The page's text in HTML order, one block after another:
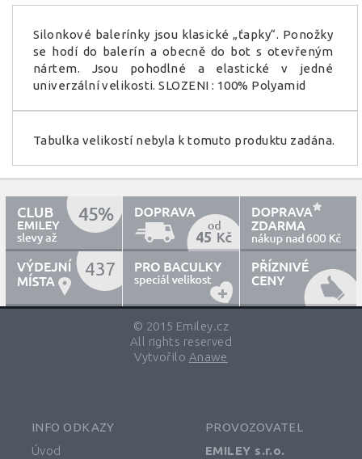
Silonkové balerínky jsou klasické „ťapky“. Ponožky
se hodí do balerín a obecně do bot s otevřeným
nártem. Jsou pohodlné a elastické v jedné
univerzální velikosti. SLOZENI : 100% Polyamid
Tabulka velikostí nebyla k tomuto produktu zadána.
45 600
437
© 2015 Emiley.cz
All rights reserved
Vytvořilo Anawe
INFO ODKAZY
Úvod
PROVOZOVATEL
EMILEY s.r.o.